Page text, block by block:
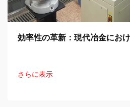
効率性の革新：現代冶金にお
さらに表示